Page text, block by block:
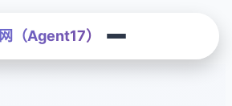
（Agent17）